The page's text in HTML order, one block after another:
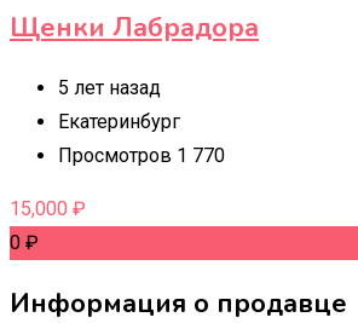
Щенки Лабрадора
5 лет назад
Екатеринбург
Просмотров 1 770
15,000 ₽
0 ₽
Информация о продавце